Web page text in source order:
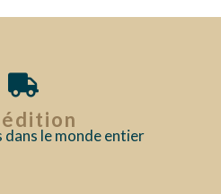
dans le monde entier